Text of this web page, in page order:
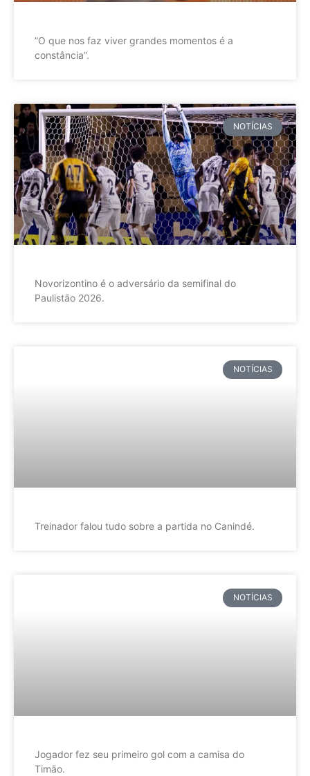
”O que nos faz viver grandes momentos é a
constância”.
NOTÍCIAS
Novorizontino é o adversário da semifinal do
Paulistão 2026.
NOTÍCIAS
Treinador falou tudo sobre a partida no Canindé.
NOTÍCIAS
Jogador fez seu primeiro gol com a camisa do
Timão.